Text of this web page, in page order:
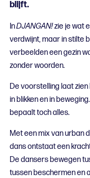
blijft.
InDJANGAN!zie je wat
verdwijnt, maar in stilte
verbeelden een gezin
zonder woorden.
De voorstelling laat
in blikken en in
bepaalt toch alles.
Met een mix van urban
dans ontstaat een
De dansers bewegen
tussen beschermen en